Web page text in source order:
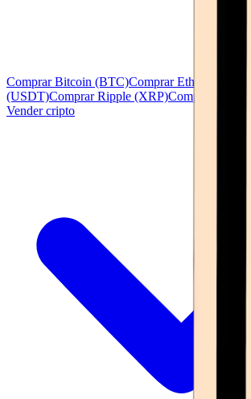
Comprar Bitcoin (BTC)Comprar Ethereum
(USDT)Comprar Ripple (XRP)Comprar Solana
Vender cripto